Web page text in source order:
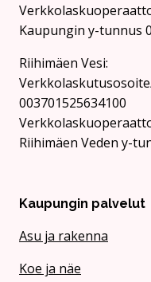
Kaupungin y-tunnus
Rii­hi­mäen Vesi:
003701525634100
Riihimäen Veden y-
Kaupungin palvelut
Asu ja rakenna
Koe ja näe